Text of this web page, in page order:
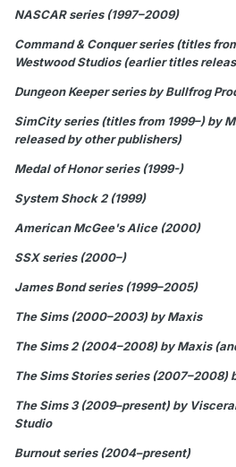
NASCAR series (1997–2009)
Command & Conquer series (titles
Westwood Studios (earlier titles
Dungeon Keeper series by Bullfrog
SimCity series (titles from 1999–) by
released by other publishers)
Medal of Honor series (1999-)
System Shock 2 (1999)
American McGee's Alice (2000)
SSX series (2000–)
James Bond series (1999–2005)
The Sims (2000–2003) by Maxis
The Sims 2 (2004–2008) by Maxis
The Sims Stories series (2007–2008)
The Sims 3 (2009–present) by
Studio
Burnout series (2004–present)